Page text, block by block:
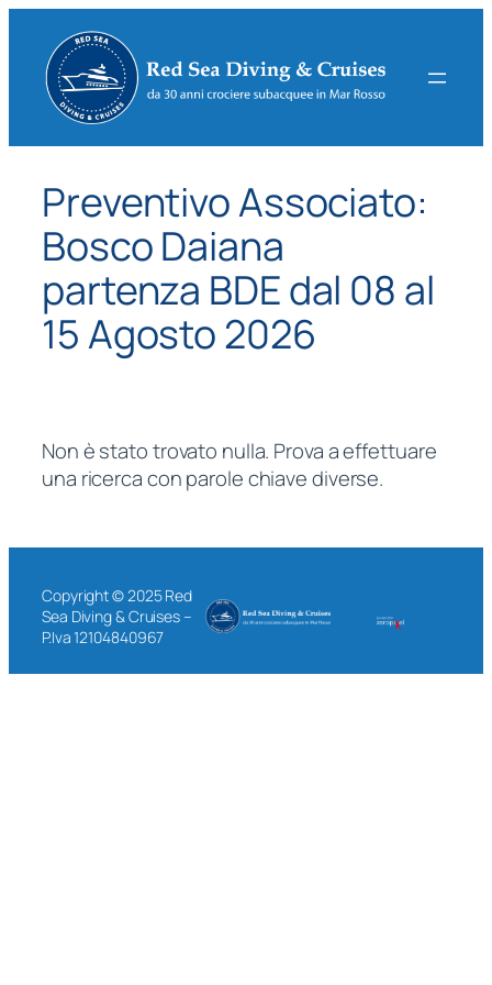
contenuto
Preventivo Associato:
Bosco Daiana
partenza BDE dal 08 al
15 Agosto 2026
Non è stato trovato nulla. Prova a effettuare
una ricerca con parole chiave diverse.
Copyright © 2025 Red
Sea Diving & Cruises –
P.Iva 12104840967